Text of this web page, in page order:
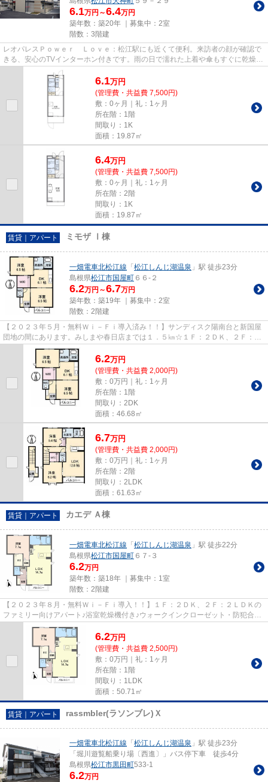
6.1万円～6.4万円
築年数：築20年 ｜募集中： 2室
階数：3階建
レオパレスＰｏｗｅｒ Ｌｏｖｅ：松江駅にも近くて便利。来訪者の顔が確認で
きる、安心のTVインターホン付きです。雨の日で濡れた上着や傘もすぐに乾燥で
きる、浴室乾燥機を設置して...
6.1万円
(管理費・共益費 7,500円)
敷：0ヶ月｜礼：1ヶ月
所在階：1階
間取り：1K
面積：19.87㎡
6.4万円
(管理費・共益費 7,500円)
敷：0ヶ月｜礼：1ヶ月
所在階：2階
間取り：1K
面積：19.87㎡
賃貸｜アパート ミモザ Ⅰ棟
一畑電車北松江線 「 松江しんじ湖温泉 」駅 徒歩23分
島根県松江市国屋町 ６６-２
6.2万円～6.7万円
築年数：築19年 ｜募集中： 2室
階数：2階建
【２０２３年５月・無料Ｗｉ－Ｆｉ導入済み！！】サンディスク陽南台と新国屋
団地の間にあります。みしまや春日店までは１．５㎞☆１Ｆ：２ＤＫ、２Ｆ：２
ＬＤＫのシャーメゾンです。浴...
6.2万円
(管理費・共益費 2,000円)
敷：0万円｜礼：1ヶ月
所在階：1階
間取り：2DK
面積：46.68㎡
6.7万円
(管理費・共益費 2,000円)
敷：0万円｜礼：1ヶ月
所在階：2階
間取り：2LDK
面積：61.63㎡
賃貸｜アパート カエデ Ａ棟
一畑電車北松江線 「 松江しんじ湖温泉 」駅 徒歩22分
島根県松江市国屋町 ６７-３
6.2万円
築年数：築18年 ｜募集中： 1室
階数：2階建
【２０２３年８月・無料Ｗｉ－Ｆｉ導入！！】１Ｆ：２ＤＫ、２Ｆ：２ＬＤＫの
ファミリー向けアパート♪浴室乾燥機付き♪ウォークインクローゼット・防犯合わ
せガラス・カラーモニターホ...
6.2万円
(管理費・共益費 2,500円)
敷：0万円｜礼：1ヶ月
所在階：1階
間取り：1LDK
面積：50.71㎡
賃貸｜アパート rassmbler(ラソンブレ)Ｘ
一畑電車北松江線 「 松江しんじ湖温泉 」駅 徒歩23分
「堀川遊覧船乗り場〔西進〕」バス停下車 徒歩4分
島根県松江市黒田町533-1
6.2万円